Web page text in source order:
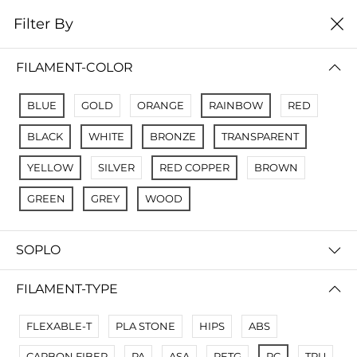
0
No Results
Not Found Filters1
Not Found Filters2
Filter By
FILAMENT-COLOR
BLUE GOLD ORANGE RAINBOW RED
BLACK WHITE BRONZE TRANSPARENT
YELLOW SILVER RED COPPER BROWN
GREEN GREY WOOD
SOPLO
FILAMENT-TYPE
FLEXABLE-T PLA STONE HIPS ABS